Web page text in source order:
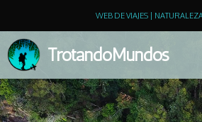
WEB DE VIAJES |
TrotandoMundos